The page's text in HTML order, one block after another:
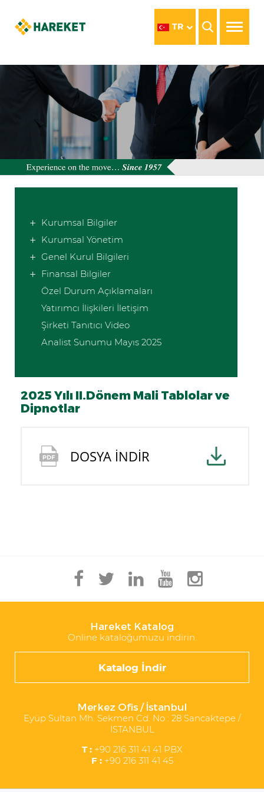
TR
Kurumsal Bilgiler
Kurumsal Yönetim
Genel Kurul Bilgileri
Finansal Bilgiler
Özel Durum Açıklamaları
Yatırımcı İlişkileri İletişim
Şirketi Tanıtıcı Video
Analist Sunumu Mayıs 2025
2025 Yılı II.Dönem Mali Tablolar ve
Dipnotlar
DOSYA İNDİR
Hareket Katalog
Online kataloğumuzu indirin.
Katalog İndir
Merkez Ofis / İstanbul
Eyüp Sultan Mh. Sekmen Cd. No : 28 Sancaktepe /
İSTANBUL
T :+90 216 311 41 41 PBX
F :+90 216 311 41 45